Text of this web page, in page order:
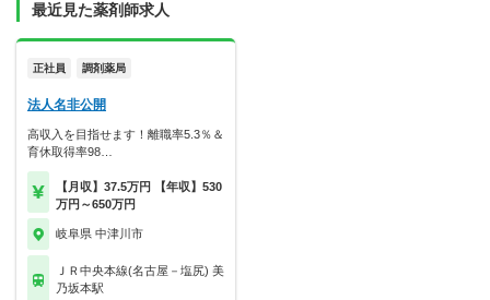
最近見た薬剤師求人
正社員 調剤薬局
法人名非公開
高収入を目指せます！離職率5.3％＆
育休取得率98…
【月収】37.5万円 【年収】530
万円～650万円
岐阜県 中津川市
ＪＲ中央本線(名古屋－塩尻) 美
乃坂本駅